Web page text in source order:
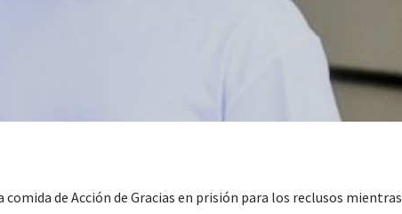
comida de Acción de Gracias en prisión para los reclusos mientras